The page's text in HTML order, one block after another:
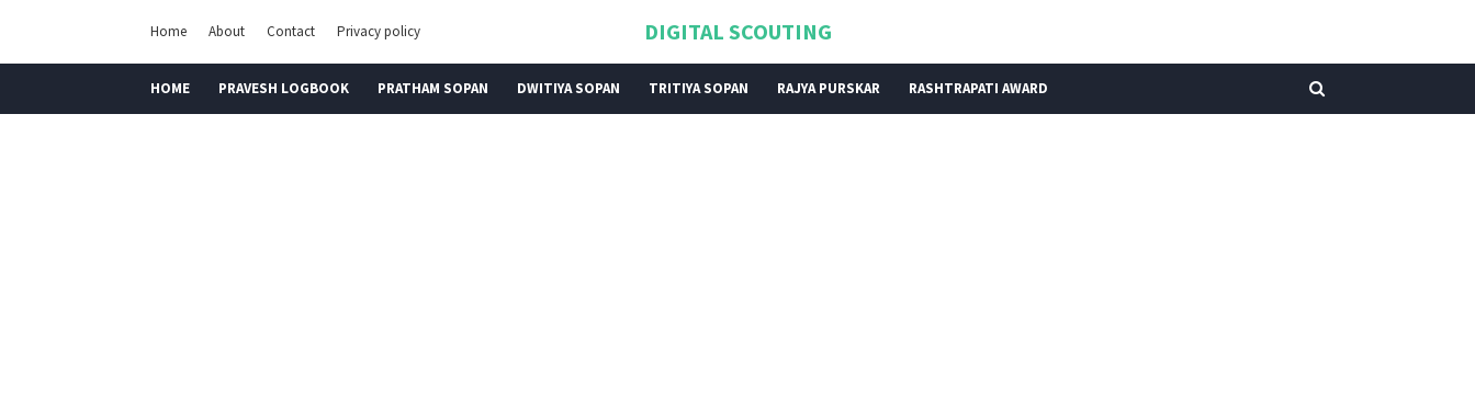
Home About Contact Privacy policy DIGITAL SCOUTING
HOME PRAVESH LOGBOOK PRATHAM SOPAN DWITIYA SOPAN TRITIYA SOPAN RAJYA PURSKAR RASHTRAPATI AWARD